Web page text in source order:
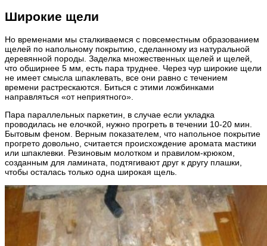
Широкие щели
Но временами мы сталкиваемся с повсеместным образованием
щелей по напольному покрытию, сделанному из натуральной
деревянной породы. Заделка множественных щелей и щелей,
что обширнее 5 мм, есть пара труднее. Через чур широкие щели
не имеет смысла шпаклевать, все они равно с течением
времени растрескаются. Биться с этими ложбинками
направляться «от неприятного».
Пара параллельных паркетин, в случае если укладка
проводилась не елочкой, нужно прогреть в течении 10-20 мин.
Бытовым феном. Верным показателем, что напольное покрытие
прогрето довольно, считается происхождение аромата мастики
или шпаклевки. Резиновым молотком и правилом-крюком,
созданным для ламината, подтягивают друг к другу плашки,
чтобы осталась только одна широкая щель.